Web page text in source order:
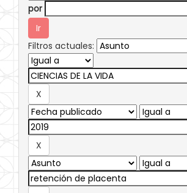
por
Filtros actuales: